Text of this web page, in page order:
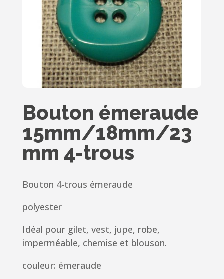
Bouton émeraude
15mm/18mm/23
mm 4-trous
Bouton 4-trous émeraude
polyester
Idéal pour gilet, vest, jupe, robe,
imperméable, chemise et blouson.
couleur: émeraude